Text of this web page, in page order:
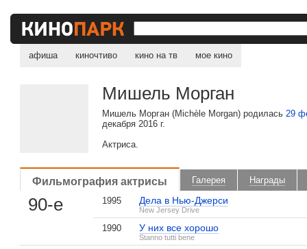
афиша киночтиво кино на тв мое кино
Мишель Морган
Мишель Морган (Michèle Morgan) родилась29
декабря 2016 г.
Актриса.
Фильмография актрисы Галерея Награды
90-е 1995 Дела в Нью-Джерси
New Jersey Drive
1990 У них все хорошо
Stanno tutti bene